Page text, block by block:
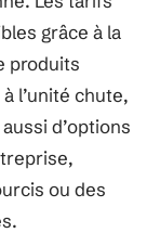
grâce à la
produits
l’unité chute,
d’options
ou des